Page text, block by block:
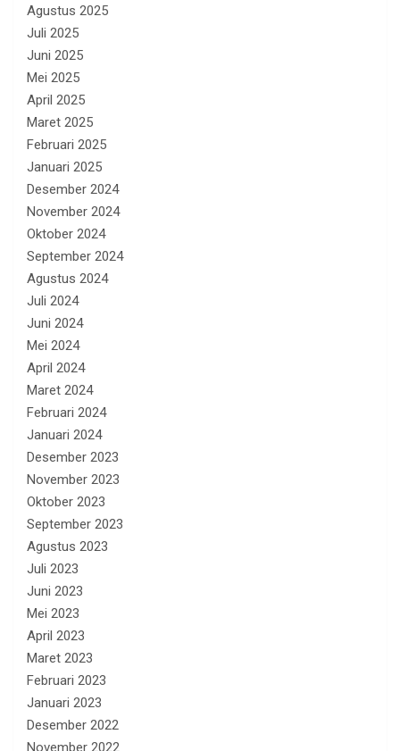
Agustus 2025
Juli 2025
Juni 2025
Mei 2025
April 2025
Maret 2025
Februari 2025
Januari 2025
Desember 2024
November 2024
Oktober 2024
September 2024
Agustus 2024
Juli 2024
Juni 2024
Mei 2024
April 2024
Maret 2024
Februari 2024
Januari 2024
Desember 2023
November 2023
Oktober 2023
September 2023
Agustus 2023
Juli 2023
Juni 2023
Mei 2023
April 2023
Maret 2023
Februari 2023
Januari 2023
Desember 2022
November 2022